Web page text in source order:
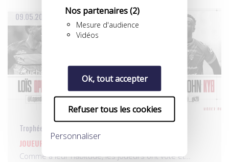
Nos partenaires(2)
Mesure d'audience
Vidéos
Ok, tout accepter
Refuser tous les cookies
Personnaliser
09.05.2023
Trophées UNFP du meilleur joueur du mois
JOUEUR DU MOIS D’AVRIL, LES NOMMÉS…
Comme à leur habitude, les joueurs ont voté et…